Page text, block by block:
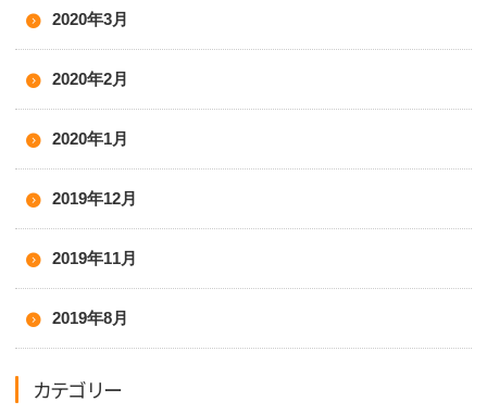
2020年3月
2020年2月
2020年1月
2019年12月
2019年11月
2019年8月
カテゴリー